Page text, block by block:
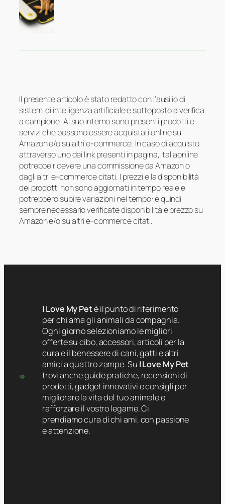
Il presente articolo è stato redatto con l’ausilio di
sistemi di intelligenza artificiale e sottoposto a verifica
a campione. Al suo interno sono presenti prodotti e
servizi che possono essere acquistati online su
Amazon e/o su altri e-commerce. In caso di acquisto
attraverso uno dei link presenti in pagina, Italiaonline
potrebbe ricevere una commissione da Amazon o
dagli altri e-commerce citati. I prezzi e la disponibilità
dei prodotti non sono aggiornati in tempo reale e
potrebbero subire variazioni nel tempo: è quindi
sempre necessario verificate disponibilità e prezzo su
Amazon e/o su altri e-commerce citati.
I Love My Petè il punto di riferimento
per chi ama gli animali da compagnia.
Ogni giorno selezioniamo le migliori
offerte su cibo, accessori, articoli per la
cura e il benessere di cani, gatti e altri
amici a quattro zampe. Su I Love My Pet
trovi anche guide pratiche, recensioni di
prodotti, gadget innovativi e consigli per
migliorare la vita del tuo animale e
rafforzare il vostro legame. Ci
prendiamo cura di chi ami, con passione
e attenzione.